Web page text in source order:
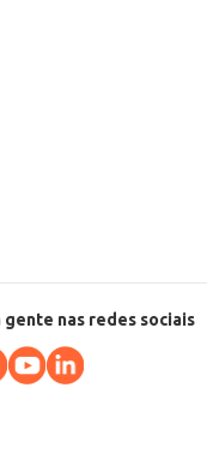
gente nas redes sociais